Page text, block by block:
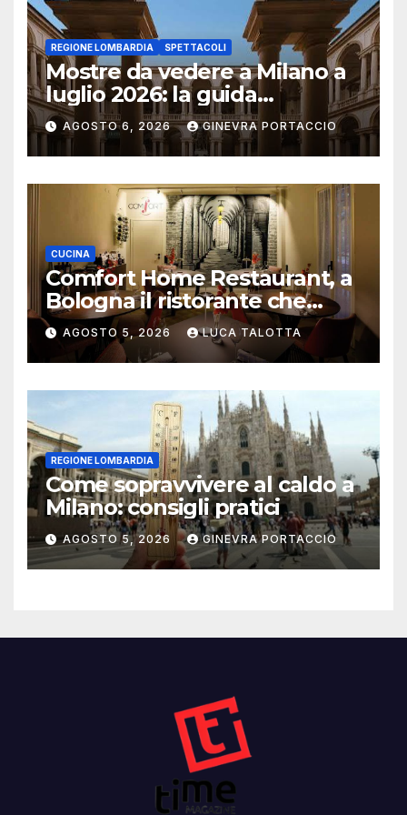
REGIONE LOMBARDIA SPETTACOLI
Mostre da vedere a Milano a
luglio 2026: la guida
aggiornata
AGOSTO 6, 2026 GINEVRA PORTACCIO
CUCINA
Comfort Home Restaurant, a
Bologna il ristorante che
trasforma l’ospitalità in
un’esperienza di casa
AGOSTO 5, 2026 LUCA TALOTTA
REGIONE LOMBARDIA
Come sopravvivere al caldo a
Milano: consigli pratici
AGOSTO 5, 2026 GINEVRA PORTACCIO